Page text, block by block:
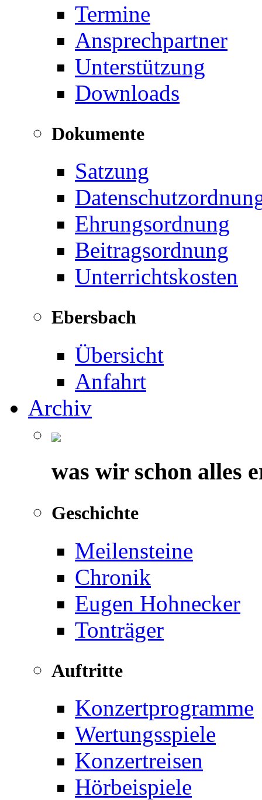
Termine
Ansprechpartner
Unterstützung
Downloads
Dokumente
Satzung
Ehrungsordnung
Beitragsordnung
Unterrichtskosten
Ebersbach
Übersicht
Anfahrt
Archiv
was wir schon alles
Geschichte
Meilensteine
Chronik
Eugen Hohnecker
Tonträger
Auftritte
Konzertprogramme
Wertungsspiele
Konzertreisen
Hörbeispiele